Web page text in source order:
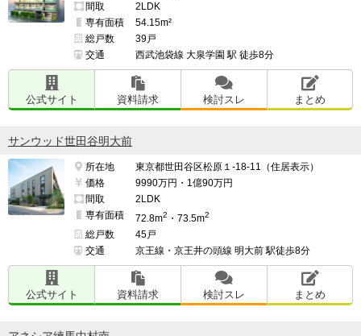
間取
2LDK
専有面積
54.15m²
総戸数
39戸
交通
西武池袋線 大泉学園 駅 徒歩8分
公式サイト 資料請求 検討スレ まとめ
サンウッド世田谷明大前
所在地
東京都世田谷区松原１-18-11（住居表示）
価格
9990万円・1億90万円
間取
2LDK
専有面積
72.8m2 ・73.5m2
総戸数
45戸
交通
京王線・京王井の頭線 明大前 駅徒歩8分
公式サイト 資料請求 検討スレ まとめ